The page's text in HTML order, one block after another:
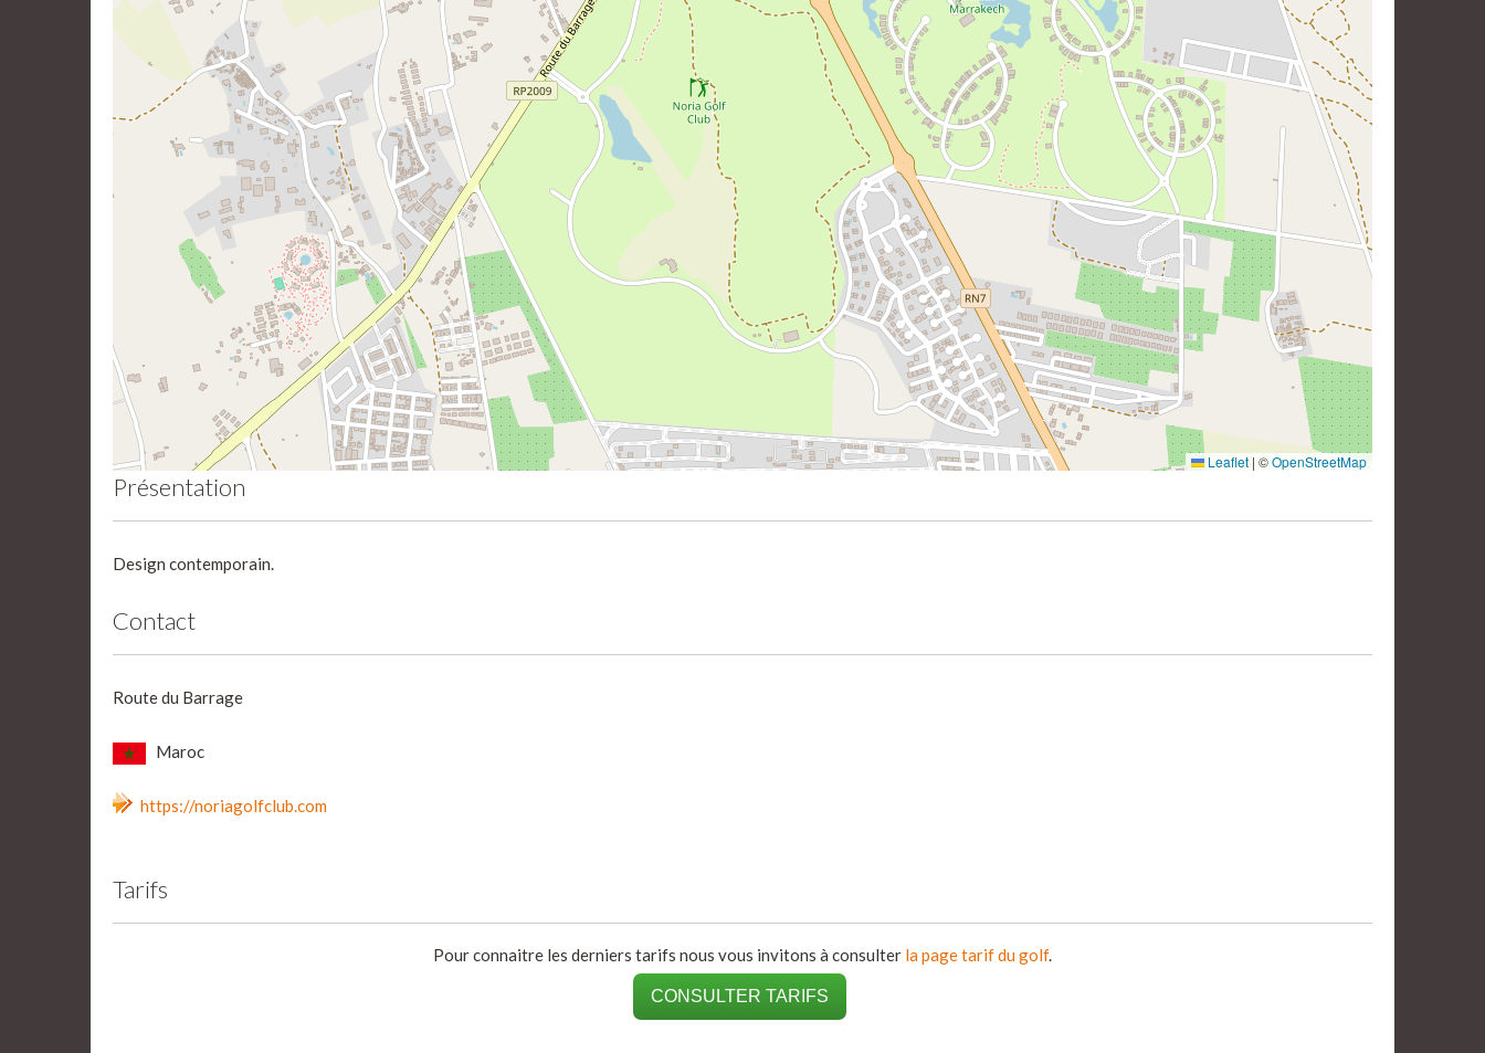
Leaflet | ©OpenStreetMap
Présentation
Design contemporain.
Contact
Route du Barrage
Maroc
https://noriagolfclub.com
Tarifs
Pour connaitre les derniers tarifs nous vous invitons à consulter la page tarif du golf.
CONSULTER TARIFS